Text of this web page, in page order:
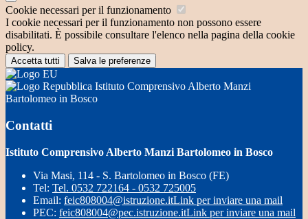
Cookie necessari per il funzionamento
I cookie necessari per il funzionamento non possono essere
disabilitati. È possibile consultare l'elenco nella pagina della cookie
policy.
Accetta tutti Salva le preferenze
Istituto Comprensivo Alberto Manzi
Bartolomeo in Bosco
Contatti
Istituto Comprensivo Alberto Manzi Bartolomeo in Bosco
Via Masi, 114 - S. Bartolomeo in Bosco (FE)
Tel: Tel. 0532 722164 - 0532 725005
Email: feic808004@istruzione.itLink per inviare una mail
PEC: feic808004@pec.istruzione.itLink per inviare una mail